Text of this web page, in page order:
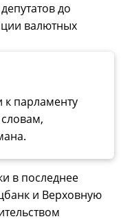
до
валютных
парламенту
в последнее
и Верховную